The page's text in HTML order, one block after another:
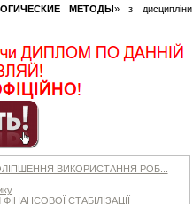
МЕТОДЫ » з дисципліни
ВИКОРИСТАННЯ РОБ...
СТАБІЛІЗАЦІЇ